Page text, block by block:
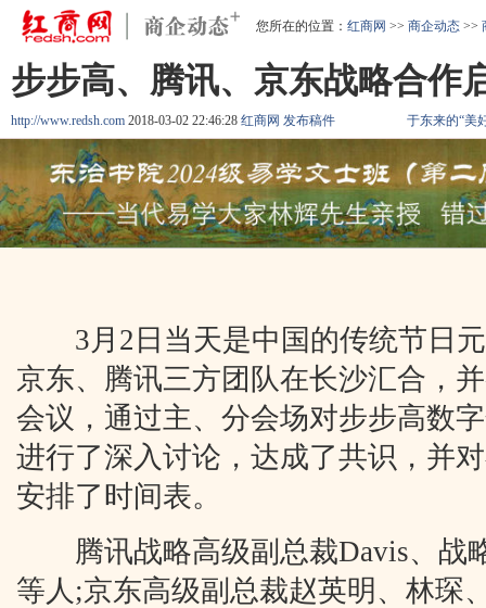
您所在的位置： 红商网 >> 商企动态 >>
步步高、腾讯、京东战略合作
http://www.redsh.com 2018-03-02 22:46:28 红商网 发布稿件 于东来的“美
3月2日当天是中国的传统节日元
京东、腾讯三方团队在长沙汇合，
会议，通过主、分会场对步步高数
进行了深入讨论，达成了共识，并
安排了时间表。
腾讯战略高级副总裁Davis、战
等人;京东高级副总裁赵英明、林琛